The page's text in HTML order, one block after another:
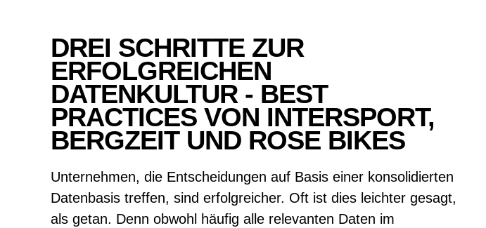
DREI SCHRITTE ZUR
ERFOLGREICHEN
DATENKULTUR - BEST
PRACTICES VON INTERSPORT,
BERGZEIT UND ROSE BIKES
Unternehmen, die Entscheidungen auf Basis einer konsolidierten
Datenbasis treffen, sind erfolgreicher. Oft ist dies leichter gesagt,
als getan. Denn obwohl häufig alle relevanten Daten im